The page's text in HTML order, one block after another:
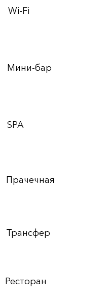
Wi-Fi
Мини-бар
SPA
Прачечная
Трансфер
Ресторан